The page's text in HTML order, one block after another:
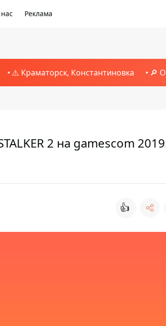
Реклама
⚠️ Краматорск, Константиновка 🔎
2 на gamescom
👍